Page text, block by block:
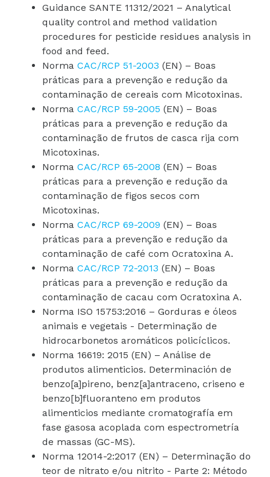
Guidance SANTE 11312/2021 – Analytical
quality control and method validation
procedures for pesticide residues analysis in
food and feed.
Norma CAC/RCP 51-2003 (EN) – Boas
práticas para a prevenção e redução da
contaminação de cereais com Micotoxinas.
Norma CAC/RCP 59-2005 (EN) – Boas
práticas para a prevenção e redução da
contaminação de frutos de casca rija com
Micotoxinas.
Norma CAC/RCP 65-2008 (EN) – Boas
práticas para a prevenção e redução da
contaminação de figos secos com
Micotoxinas.
Norma CAC/RCP 69-2009 (EN) – Boas
práticas para a prevenção e redução da
contaminação de café com Ocratoxina A.
Norma CAC/RCP 72-2013 (EN) – Boas
práticas para a prevenção e redução da
contaminação de cacau com Ocratoxina A.
Norma ISO 15753:2016 – Gorduras e óleos
animais e vegetais - Determinação de
hidrocarbonetos aromáticos policíclicos.
Norma 16619: 2015 (EN) – Análise de
produtos alimenticios. Determinación de
benzo[a]pireno, benz[a]antraceno, criseno e
benzo[b]fluoranteno em produtos
alimenticios mediante cromatografía em
fase gasosa acoplada com espectrometría
de massas (GC-MS).
Norma 12014-2:2017 (EN) – Determinação do
teor de nitrato e/ou nitrito - Parte 2: Método